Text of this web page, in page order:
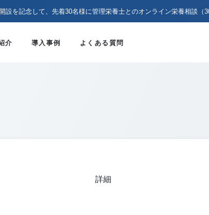
設を記念して、先着30名様に管理栄養士とのオンライン栄養相談（
介 導入事例 よくある質問
詳細